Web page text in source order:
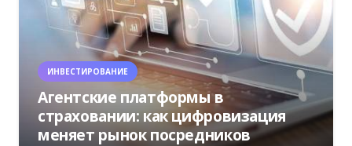
ИНВЕСТИРОВАНИЕ
Агентские платформы в
страховании: как цифровизация
меняет рынок посредников